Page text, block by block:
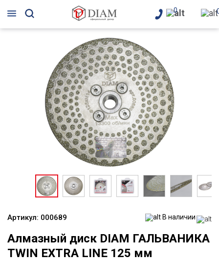
0
Артикул: 000689 В наличии
Алмазный диск DIAM ГАЛЬВАНИКА
TWIN EXTRA LINE 125 мм